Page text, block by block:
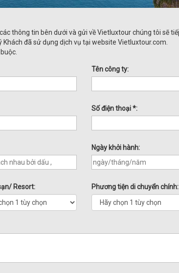
thông tin bên dưới và gửi về Vietluxtour chúng tôi sẽ
đã sử dụng dịch vụ tại website Vietluxtour.com.
Tên công ty:
Số điện thoại *:
Ngày khởi hành:
Resort: Phương tiện di chuyển chính: